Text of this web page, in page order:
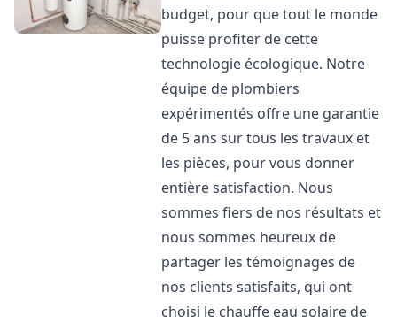
budget, pour que tout le monde
puisse profiter de cette
technologie écologique. Notre
équipe de plombiers
expérimentés offre une garantie
de 5 ans sur tous les travaux et
les pièces, pour vous donner
entière satisfaction. Nous
sommes fiers de nos résultats et
nous sommes heureux de
partager les témoignages de
nos clients satisfaits, qui ont
choisi le chauffe eau solaire de